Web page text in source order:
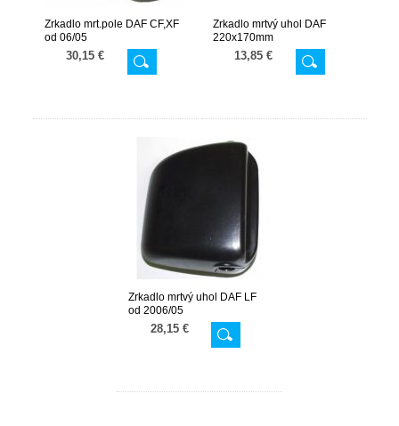
Zrkadlo mrt.pole DAF CF,XF
od 06/05
30,15 €
Zrkadlo mrtvý uhol DAF
220x170mm
13,85 €
Zrkadlo mrtvý uhol DAF LF
od 2006/05
28,15 €